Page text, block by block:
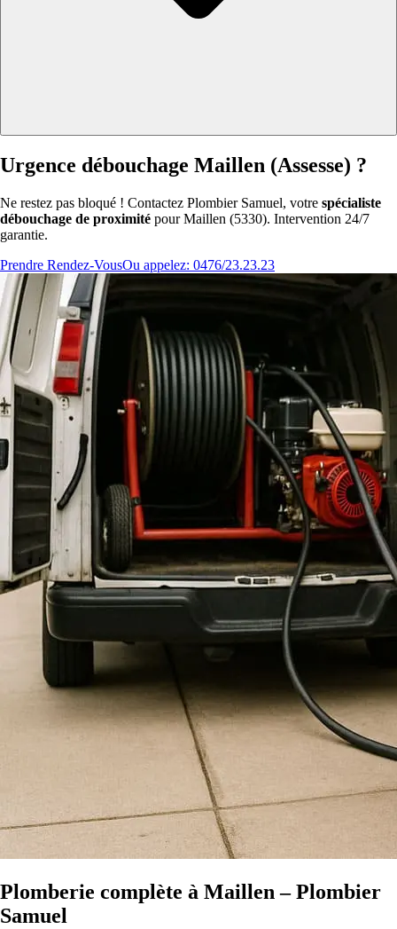
Urgence débouchage Maillen (Assesse) ?
Ne restez pas bloqué ! Contactez Plombier Samuel, votre spécialiste
débouchage de proximité pour Maillen (5330). Intervention 24/7
garantie.
Prendre Rendez-VousOu appelez: 0476/23.23.23
Plomberie complète à Maillen – Plombier
Samuel